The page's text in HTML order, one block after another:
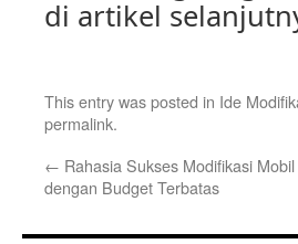
di artikel
This entry was posted in Ide
permalink.
← Rahasia Sukses Modifikasi
dengan Budget Terbatas